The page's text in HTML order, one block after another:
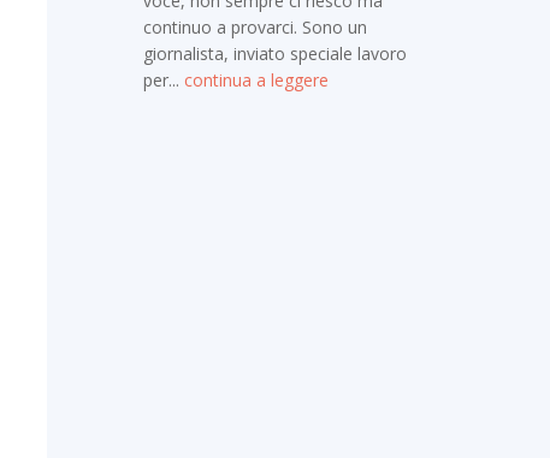
continuo a provarci. Sono un
giornalista, inviato speciale lavoro
per... continua a leggere